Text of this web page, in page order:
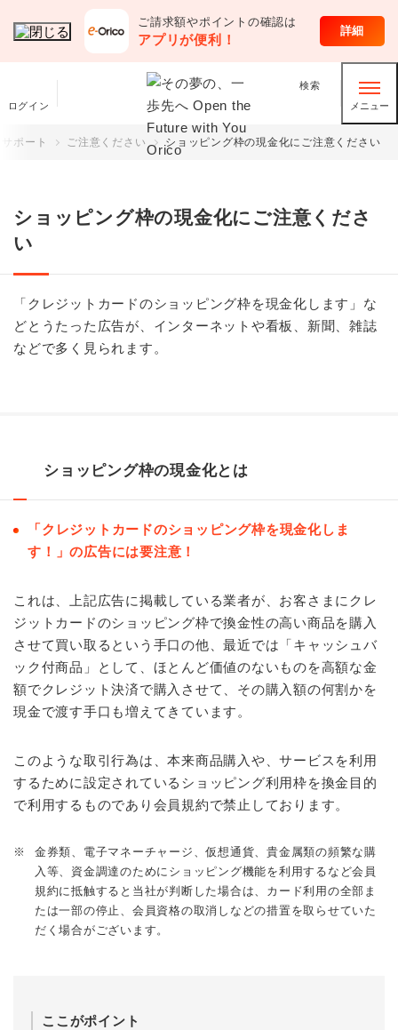
ご請求額やポイントの確認は
アプリが便利！
詳細
ログイン
検索
メニュー
お客さまサポート
ポート ご注意ください ショッピング枠の現金化にご注意ください
ショッピング枠の現金化にご注意くださ
い
「クレジットカードのショッピング枠を現金化します」な
どとうたった広告が、インターネットや看板、新聞、雑誌
などで多く見られます。
ショッピング枠の現金化とは
「クレジットカードのショッピング枠を現金化しま
す！」の広告には要注意！
これは、上記広告に掲載している業者が、お客さまにクレ
ジットカードのショッピング枠で換金性の高い商品を購入
させて買い取るという手口の他、最近では「キャッシュバ
ック付商品」として、ほとんど価値のないものを高額な金
額でクレジット決済で購入させて、その購入額の何割かを
現金で渡す手口も増えてきています。
このような取引行為は、本来商品購入や、サービスを利用
するために設定されているショッピング利用枠を換金目的
で利用するものであり会員規約で禁止しております。
※
金券類、電子マネーチャージ、仮想通貨、貴金属類の頻繁な購
入等、資金調達のためにショッピング機能を利用するなど会員
規約に抵触すると当社が判断した場合は、カード利用の全部ま
たは一部の停止、会員資格の取消しなどの措置を取らせていた
だく場合がございます。
ここがポイント